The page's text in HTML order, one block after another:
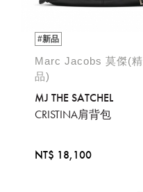
#新品
Marc Jacobs 莫傑(精
品)
MJ THE SATCHEL
CRISTINA肩背包
NT$ 18,100